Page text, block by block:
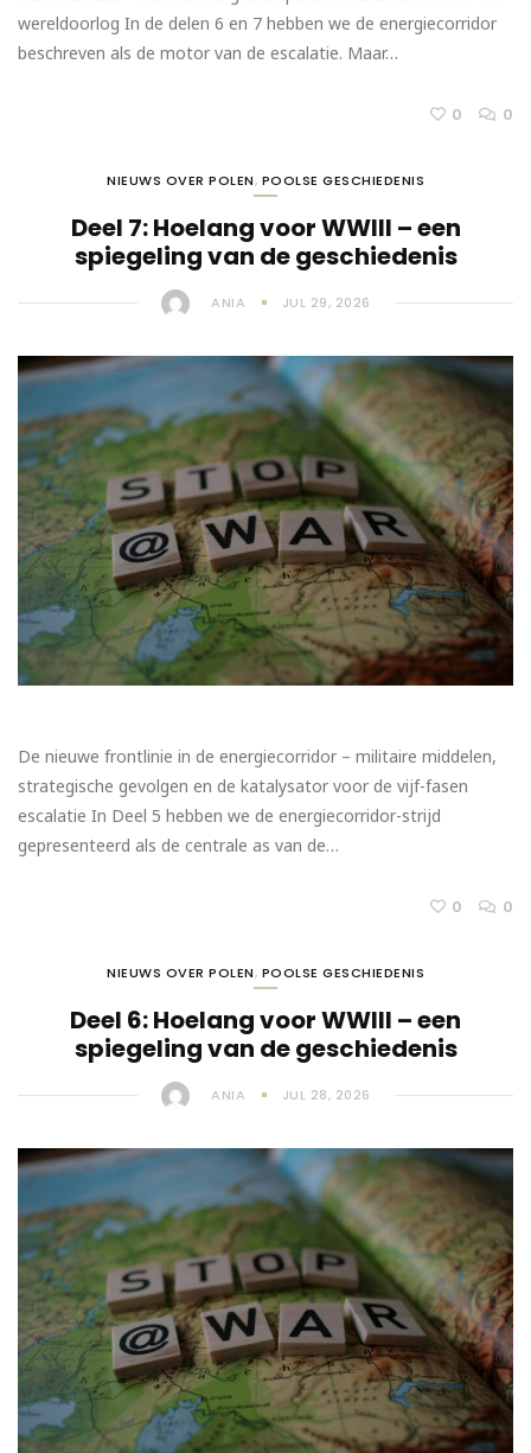
wereldoorlog In de delen 6 en 7 hebben we de energiecorridor
beschreven als de motor van de escalatie. Maar…
0 0
NIEUWS OVER POLEN, POOLSE GESCHIEDENIS
Deel 7: Hoelang voor WWIII – een
spiegeling van de geschiedenis
ANIA JUL 29, 2026
De nieuwe frontlinie in de energiecorridor – militaire middelen,
strategische gevolgen en de katalysator voor de vijf-fasen
escalatie In Deel 5 hebben we de energiecorridor-strijd
gepresenteerd als de centrale as van de…
0 0
NIEUWS OVER POLEN, POOLSE GESCHIEDENIS
Deel 6: Hoelang voor WWIII – een
spiegeling van de geschiedenis
ANIA JUL 28, 2026